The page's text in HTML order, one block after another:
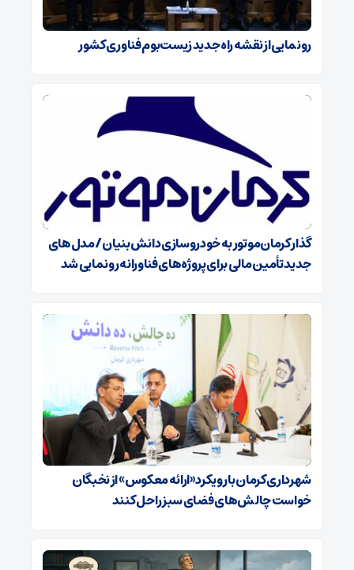
رونمایی از نقشه راه جدید زیست‌بوم فناوری کشور
گذار کرمان‌موتور به خودروسازی دانش‌بنیان/ مدل‌های
جدید تأمین مالی برای پروژه‌های فناورانه رونمایی شد
شهرداری کرمان با رویکرد «ارائه معکوس» از نخبگان
خواست چالش‌های فضای سبز را حل کنند